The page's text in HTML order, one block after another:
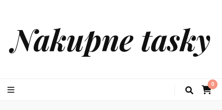
Nakupne tasky
0